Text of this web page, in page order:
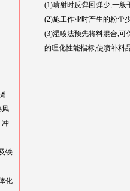
风
冲
铁
化
(1)喷射时反弹回弹少,一般
(2)施工作业时产生的粉尘
(3)湿喷法预先将料混合,可
的理化性能指标,使喷补料